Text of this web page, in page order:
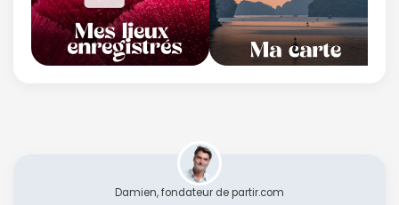
Damien, fondateur de partir.com